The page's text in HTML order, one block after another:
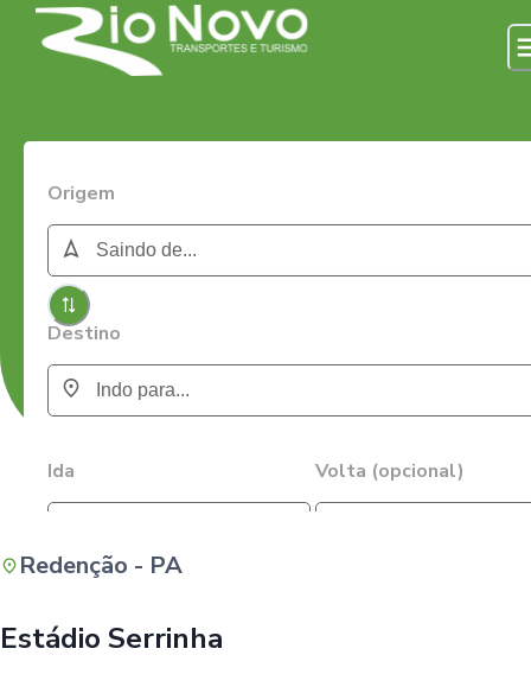
Origem
Destino
Ida Volta (opcional)
Redenção - PA
Estádio Serrinha